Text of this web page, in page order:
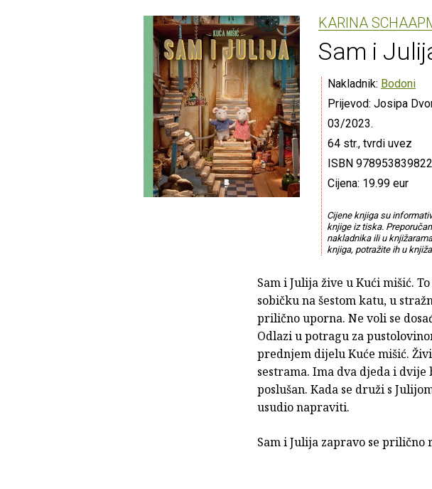
KARINA
Sam i
Nakladnik: Bodoni
Prijevod: Josipa
03/2023.
64 str., tvrdi uvez
ISBN
Cijena: 19.99 eur
Cijene knjiga su
knjige iz tiska.
nakladnika ili u
knjiga, potražite ih u
Sam i Julija žive u Kući mišić.
sobičku na šestom katu, u
prilično uporna. Ne voli se
Odlazi u potragu za
prednjem dijelu Kuće mišić.
sestrama. Ima dva djeda i
poslušan. Kada se druži s
usudio napraviti.
Sam i Julija zapravo se